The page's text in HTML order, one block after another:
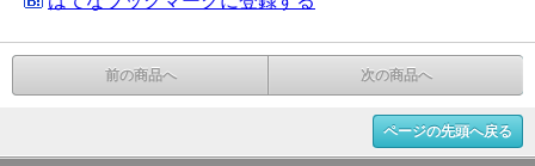
前の商品へ 次の商品へ
ページの先頭へ戻る